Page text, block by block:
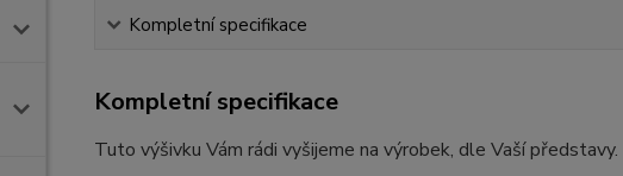
Kompletní specifikace
Kompletní specifikace
Tuto výšivku Vám rádi vyšijeme na výrobek, dle Vaší představy.